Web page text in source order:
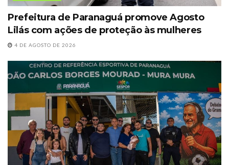
Prefeitura de Paranaguá promove Agosto
Lilás com ações de proteção às mulheres
4 DE AGOSTO DE 2026